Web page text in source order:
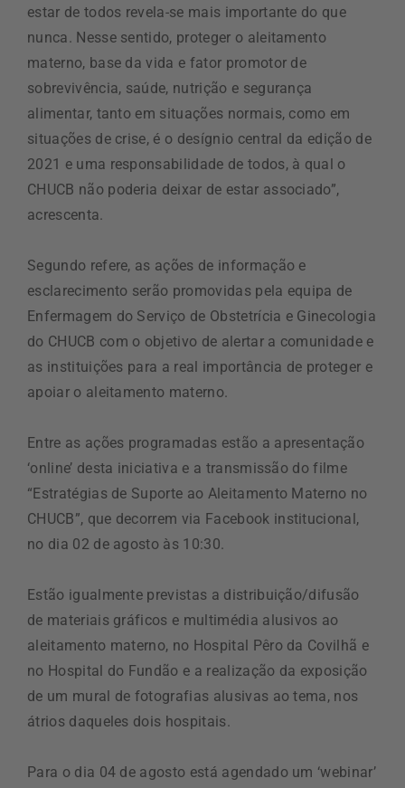
estar de todos revela-se mais importante do que
nunca. Nesse sentido, proteger o aleitamento
materno, base da vida e fator promotor de
sobrevivência, saúde, nutrição e segurança
alimentar, tanto em situações normais, como em
situações de crise, é o desígnio central da edição de
2021 e uma responsabilidade de todos, à qual o
CHUCB não poderia deixar de estar associado”,
acrescenta.
Segundo refere, as ações de informação e
esclarecimento serão promovidas pela equipa de
Enfermagem do Serviço de Obstetrícia e Ginecologia
do CHUCB com o objetivo de alertar a comunidade e
as instituições para a real importância de proteger e
apoiar o aleitamento materno.
Entre as ações programadas estão a apresentação
‘online’ desta iniciativa e a transmissão do filme
“Estratégias de Suporte ao Aleitamento Materno no
CHUCB”, que decorrem via Facebook institucional,
no dia 02 de agosto às 10:30.
Estão igualmente previstas a distribuição/difusão
de materiais gráficos e multimédia alusivos ao
aleitamento materno, no Hospital Pêro da Covilhã e
no Hospital do Fundão e a realização da exposição
de um mural de fotografias alusivas ao tema, nos
átrios daqueles dois hospitais.
Para o dia 04 de agosto está agendado um ‘webinar’